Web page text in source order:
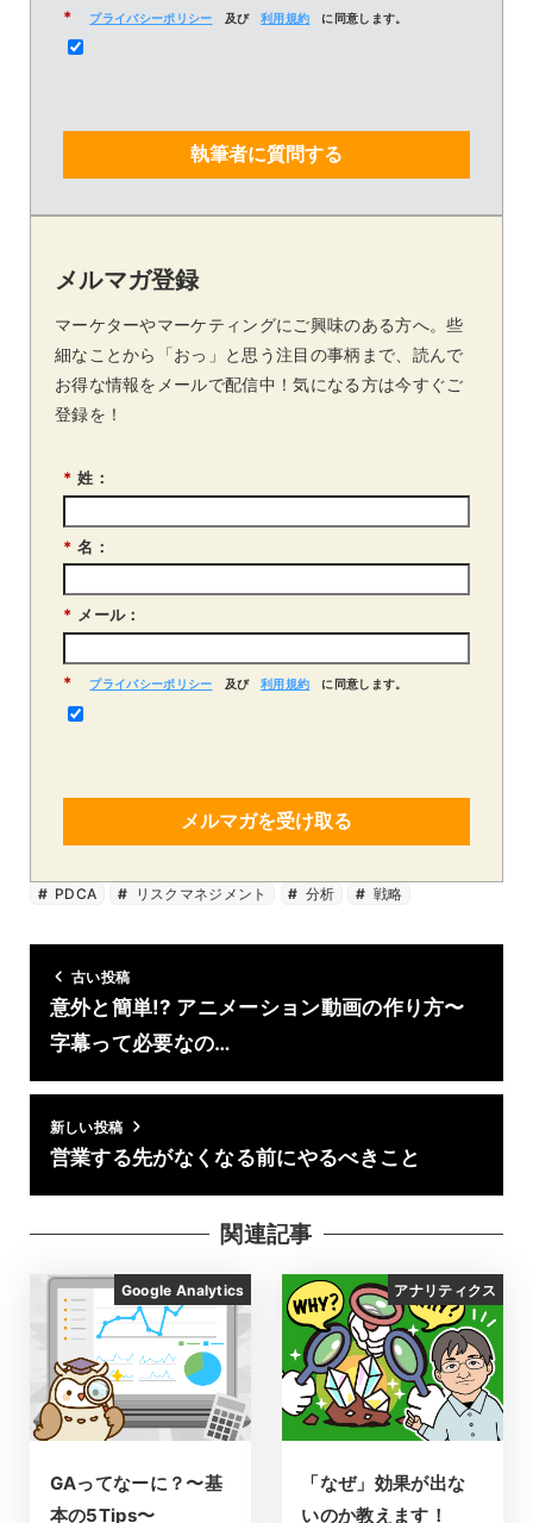
* プライバシーポリシー 及び 利用規約 に同意します。
執筆者に質問する
メルマガ登録
マーケターやマーケティングにご興味のある方へ。些
細なことから「おっ」と思う注目の事柄まで、読んで
お得な情報をメールで配信中！気になる方は今すぐご
登録を！
* 姓：
* 名：
* メール：
* プライバシーポリシー 及び 利用規約 に同意します。
メルマガを受け取る
PDCA リスクマネジメント 分析 戦略
古い投稿
意外と簡単!? アニメーション動画の作り方〜
字幕って必要なの…
新しい投稿
営業する先がなくなる前にやるべきこと
関連記事
Google Analytics
GAってなーに？〜基
本の5Tips〜
アナリティクス
「なぜ」効果が出な
いのか教えます！